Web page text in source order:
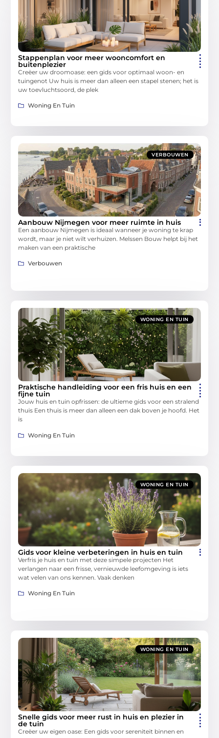
Stappenplan voor meer wooncomfort en
buitenplezier
Creëer uw droomoase: een gids voor optimaal woon- en
tuingenot Uw huis is meer dan alleen een stapel stenen; het is
uw toevluchtsoord, de plek
Woning En Tuin
VERBOUWEN
Aanbouw Nijmegen voor meer ruimte in huis
Een aanbouw Nijmegen is ideaal wanneer je woning te krap
wordt, maar je niet wilt verhuizen. Melssen Bouw helpt bij het
maken van een praktische
Verbouwen
WONING EN TUIN
Praktische handleiding voor een fris huis en een
fijne tuin
Jouw huis en tuin opfrissen: de ultieme gids voor een stralend
thuis Een thuis is meer dan alleen een dak boven je hoofd. Het
is
Woning En Tuin
WONING EN TUIN
Gids voor kleine verbeteringen in huis en tuin
Verfris je huis en tuin met deze simpele projecten Het
verlangen naar een frisse, vernieuwde leefomgeving is iets
wat velen van ons kennen. Vaak denken
Woning En Tuin
WONING EN TUIN
Snelle gids voor meer rust in huis en plezier in
de tuin
Creëer uw eigen oase: Een gids voor sereniteit binnen en